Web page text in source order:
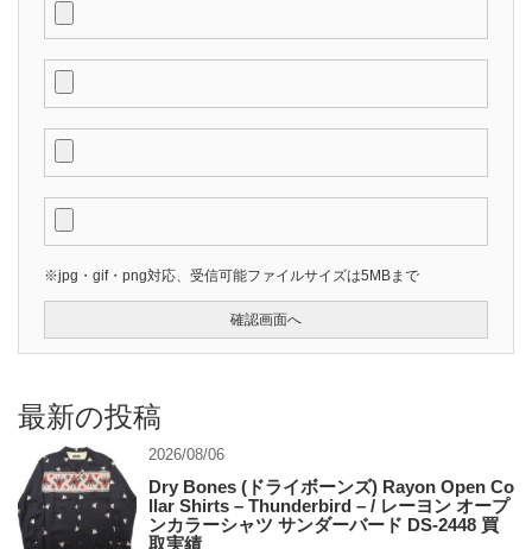
※jpg・gif・png対応、受信可能ファイルサイズは5MBまで
最新の投稿
2026/08/06
Dry Bones (ドライボーンズ) Rayon Open Co
llar Shirts – Thunderbird – / レーヨン オープ
ンカラーシャツ サンダーバード DS-2448 買
取実績